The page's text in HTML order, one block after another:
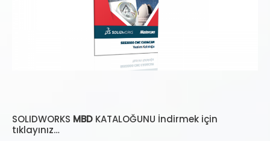
SOLIDWORKS MBD KATALOĞUNU İndirmek için
tıklayınız…